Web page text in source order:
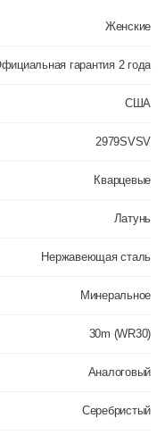
антикоррозийнымиЖенские
гарантия 2 года
США
2979SVSV
Кварцевые
Латунь
Нержавеющая сталь
Минеральное
30m (WR30)
Аналоговый
Серебристый